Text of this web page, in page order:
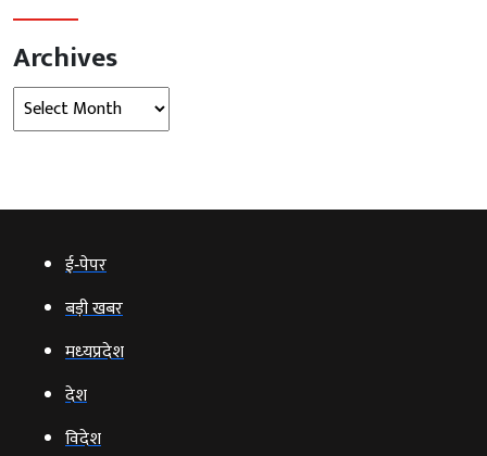
Archives
Archives
ई‑पेपर
बड़ी खबर
मध्‍यप्रदेश
देश
विदेश